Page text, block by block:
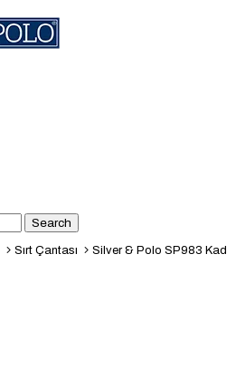
Sırt Çantası Silver & Polo SP983 Kadın